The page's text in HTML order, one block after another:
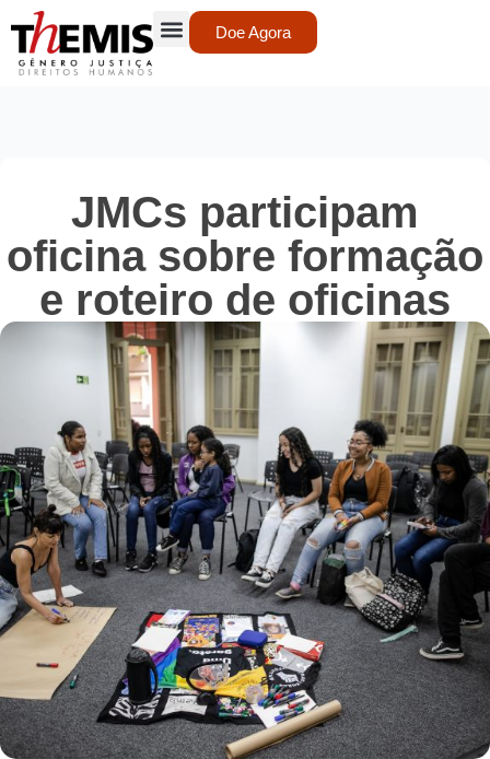
Doe Agora
JMCs participam
oficina sobre formação
e roteiro de oficinas